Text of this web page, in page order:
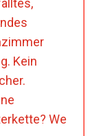
Kein
We